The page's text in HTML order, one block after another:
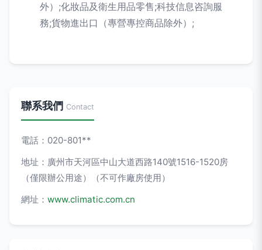
外）;化妝品及衛生用品零售;科技信息咨詢服
務;貨物進出口（專營專控商品除外）;
聯系我們 Contact
電話：020-801**
地址：廣州市天河區中山大道西路140號1516-1520房
（僅限辦公用途）（不可作廠房使用）
網址： www.climatic.com.cn